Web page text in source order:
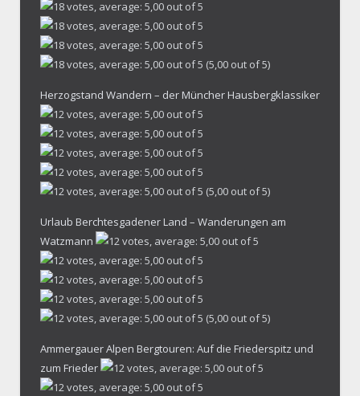
(5,00 out of 5)
Herzogstand Wandern – der Müncher Hausbergklassiker
(5,00 out of 5)
Urlaub Berchtesgadener Land – Wanderungen am
Watzmann
(5,00 out of 5)
Ammergauer Alpen Bergtouren: Auf die Friederspitz und
zum Frieder